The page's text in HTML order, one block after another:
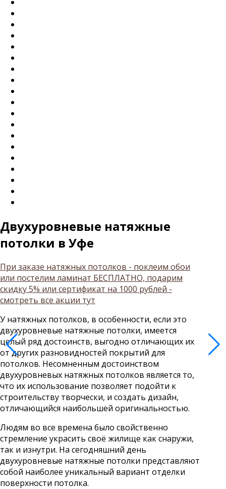
Двухуровневые натяжные
потолки в Уфе
При заказе натяжных потолков - поклеим обои
или постелим ламинат БЕСПЛАТНО, подарим
скидку 5% или сертификат на 1000 рублей -
смотреть все акции тут
У натяжных потолков, в особенности, если это
двухуровневые натяжные потолки, имеется
целый ряд достоинств, выгодно отличающих их
от других разновидностей покрытий для
потолков. Несомненным достоинством
двухуровневых натяжных потолков является то,
что их использование позволяет подойти к
строительству творчески, и создать дизайн,
отличающийся наибольшей оригинальностью.
Людям во все времена было свойственно
стремление украсить своё жилище как снаружи,
так и изнутри. На сегодняшний день
двухуровневые натяжные потолки представляют
собой наиболее уникальный вариант отделки
поверхности потолка.